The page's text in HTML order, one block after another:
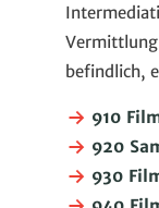
befindlich,
910
920
930